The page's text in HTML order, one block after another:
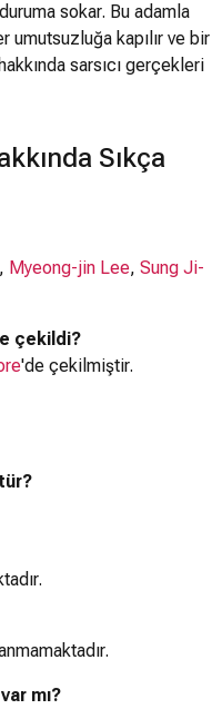
sokar. Bu adamla
umutsuzluğa kapılır ve bir
sarsıcı gerçekleri
Sıkça
, Myeong-jin Lee, Sung Ji-
çekildi?
'de çekilmiştir.
mı?